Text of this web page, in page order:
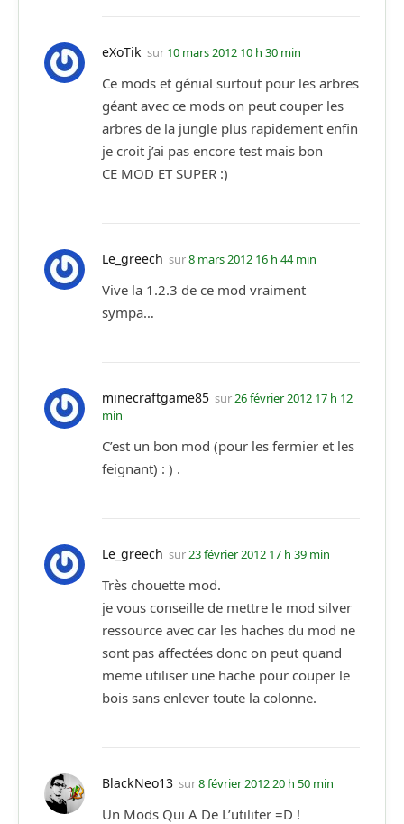
eXoTik sur 10 mars 2012 10 h 30 min
Ce mods et génial surtout pour les arbres
géant avec ce mods on peut couper les
arbres de la jungle plus rapidement enfin
je croit j’ai pas encore test mais bon
CE MOD ET SUPER :)
Le_greech sur8 mars 2012 16 h 44 min
Vive la 1.2.3 de ce mod vraiment
sympa…
minecraftgame85 sur26 février 2012 17 h 12
min
C’est un bon mod (pour les fermier et les
feignant) : ) .
Le_greech sur23 février 2012 17 h 39 min
Très chouette mod.
je vous conseille de mettre le mod silver
ressource avec car les haches du mod ne
sont pas affectées donc on peut quand
meme utiliser une hache pour couper le
bois sans enlever toute la colonne.
BlackNeo13 sur8 février 2012 20 h 50 min
Un Mods Qui A De L’utiliter =D !